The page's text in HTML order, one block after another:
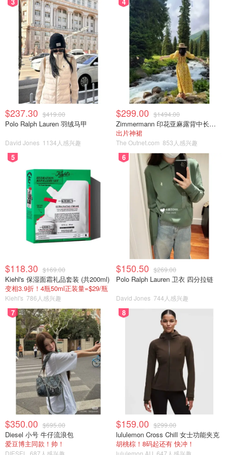
这次四款鞋中选了跟最低的凉鞋【DANCER 35粗跟凉
鞋】。低粗跟➕细肩带，简约日常。夏天到了，穿得最多的
就是这样一双舒适百搭的鞋。
Dancer 35 Block Sandal | Stuart Weitzman
$225
Stuart Weitzman
购买
产品包装
经典蓝色盒子，质感满满
附赠的装鞋袋质量非常好，旅行用或者平时储物，都很棒。
$237.30 $419.00
Polo Ralph Lauren 羽绒马甲
David Jones 1134人感兴趣
$299.00 $1494.00
Zimmermann 印花亚麻露背中长连衣裙
出片神裙
The Outnet.com 853人感兴趣
5
$118.30 $169.00
Kiehl's 保湿面霜礼品套装 (共200ml)
变相3.9折！4瓶50ml正装量=$29/瓶
Kiehl's 786人感兴趣
6
$150.50 $269.00
Polo Ralph Lauren 卫衣 四分拉链
David Jones 744人感兴趣
7
$350.00 $695.00
Diesel 小号 牛仔流浪包
爱豆博主同款！帅！
DIESEL 687人感兴趣
8
$159.00 $299.00
lululemon Cross Chill 女士功能夹克
胡桃棕！8码起还有 快冲！
lululemon AU 647人感兴趣